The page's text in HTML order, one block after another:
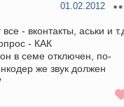
01.02.2012
- вконтакты, аськи и
- КАК
семе отключен, по-
же звук должен